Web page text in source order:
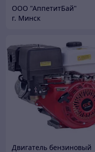
ООО "АппетитБай"
г. Минск
Двигатель бензиновый